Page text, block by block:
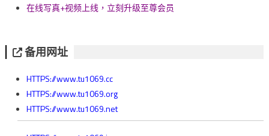
在线写真+视频上线，立刻升级至尊会员
备用网址
HTTPS://www.tu1069.cc
HTTPS://www.tu1069.org
HTTPS://www.tu1069.net